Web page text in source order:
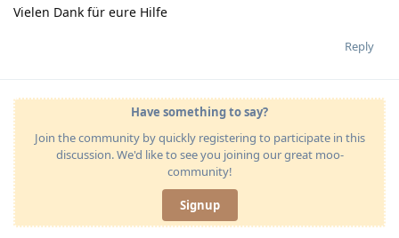
Vielen Dank für eure Hilfe
Reply
Have something to say?
Join the community by quickly registering to participate in this
discussion. We'd like to see you joining our great moo-
community!
Signup